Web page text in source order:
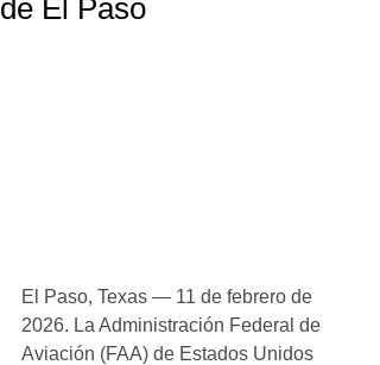
de El Paso
El Paso, Texas — 11 de febrero de
2026. La Administración Federal de
Aviación (FAA) de Estados Unidos